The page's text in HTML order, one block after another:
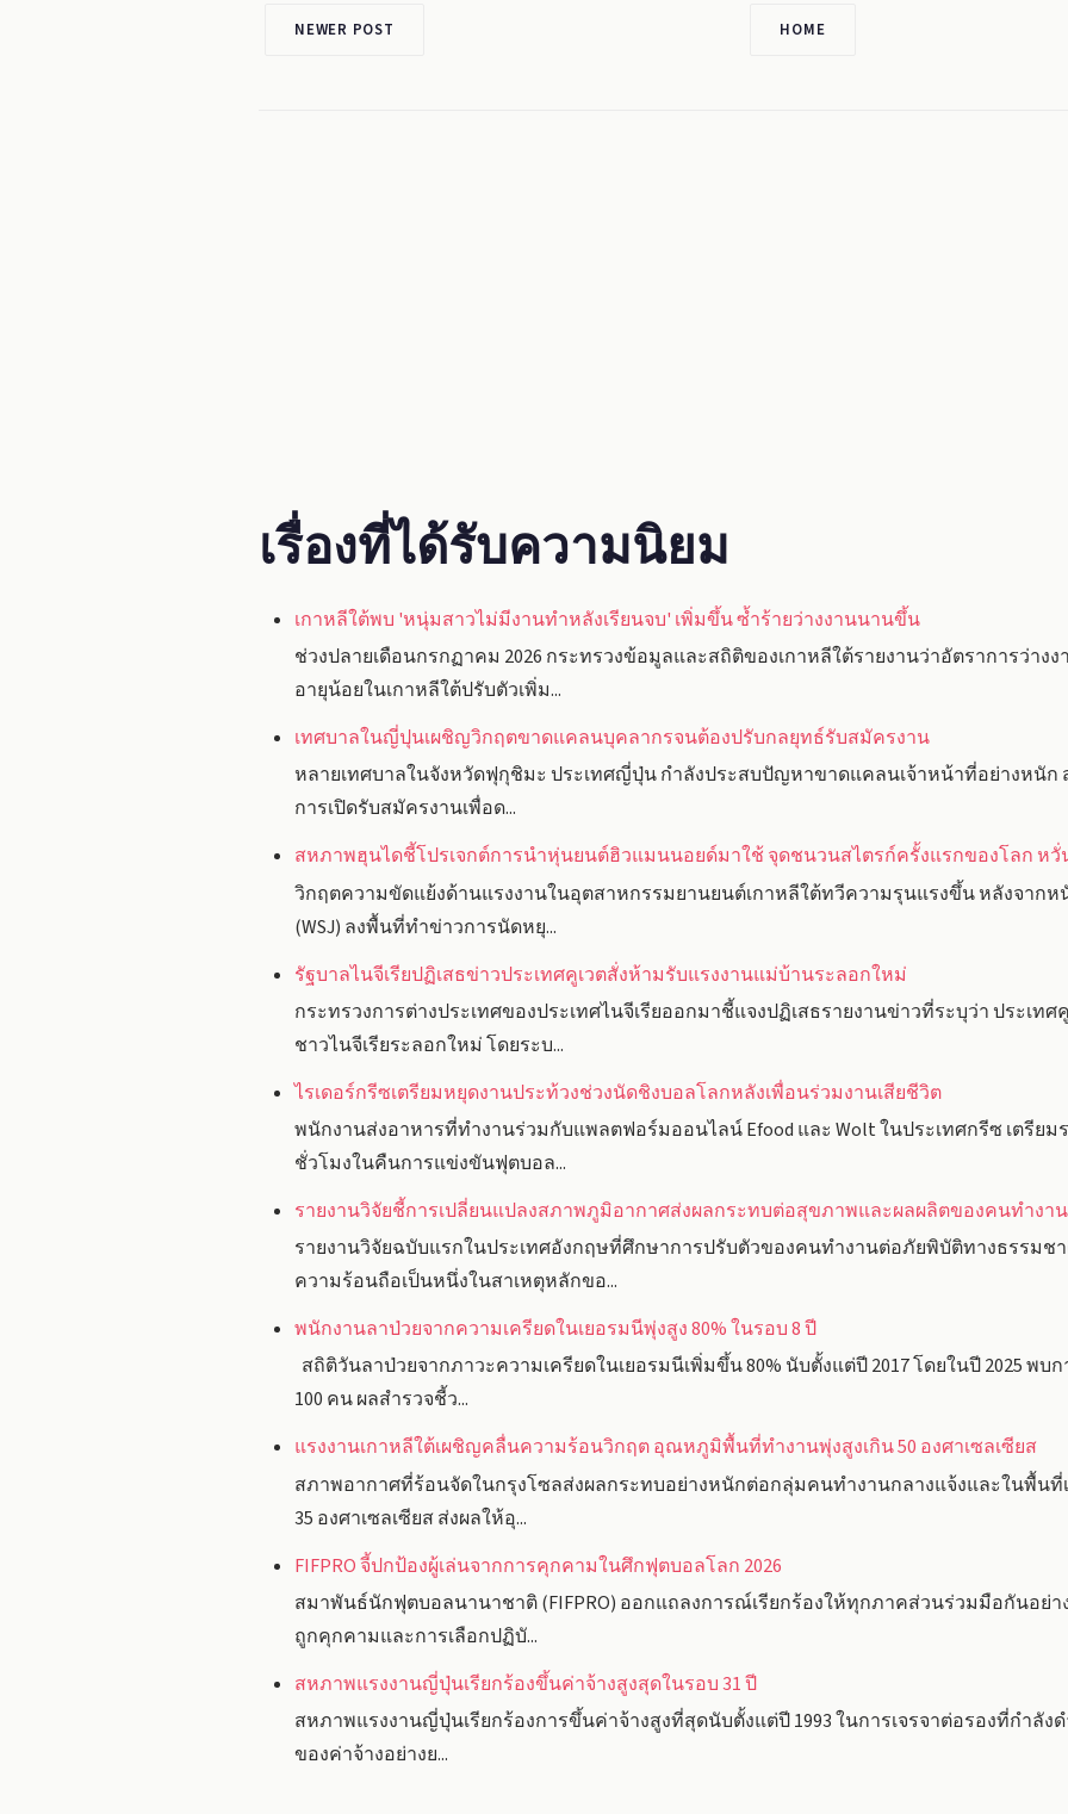
NEWER POST HOME
เรื่องที่ได้รับความนิยม
เกาหลีใต้พบ 'หนุ่มสาวไม่มีงานทำหลังเรียนจบ' เพิ่มขึ้น ซ้ำร้ายว่างงานนานขึ้น
ช่วงปลายเดือนกรกฏาคม 2026 กระทรวงข้อมูลและสถิติของเกาหลีใต้รายงานว่าอัตราการว่าง
อายุน้อยในเกาหลีใต้ปรับตัวเพิ่ม...
เทศบาลในญี่ปุนเผชิญวิกฤตขาดแคลนบุคลากรจนต้องปรับกลยุทธ์รับสมัครงาน
หลายเทศบาลในจังหวัดฟุกุชิมะ ประเทศญี่ปุ่น กำลังประสบปัญหาขาดแคลนเจ้าหน้าที่อย่างหนัก
การเปิดรับสมัครงานเพื่อด...
สหภาพฮุนไดชี้โปรเจกต์การนำหุ่นยนต์ฮิวแมนนอยด์มาใช้ จุดชนวนสไตรก์ครั้งแรกของโลก ห
วิกฤตความขัดแย้งด้านแรงงานในอุตสาหกรรมยานยนต์เกาหลีใต้ทวีความรุนแรงขึ้น หลังจาก
(WSJ) ลงพื้นที่ทำข่าวการนัดหยุ...
รัฐบาลไนจีเรียปฏิเสธข่าวประเทศคูเวตสั่งห้ามรับแรงงานแม่บ้านระลอกใหม่
กระทรวงการต่างประเทศของประเทศไนจีเรียออกมาชี้แจงปฏิเสธรายงานข่าวที่ระบุว่า ประเท
ชาวไนจีเรียระลอกใหม่ โดยระบ...
ไรเดอร์กรีซเตรียมหยุดงานประท้วงช่วงนัดชิงบอลโลกหลังเพื่อนร่วมงานเสียชีวิต
พนักงานส่งอาหารที่ทำงานร่วมกับแพลตฟอร์มออนไลน์ Efood และ Wolt ในประเทศกรีซ เตรียม
ชั่วโมงในคืนการแข่งขันฟุตบอล...
รายงานวิจัยชี้การเปลี่ยนแปลงสภาพภูมิอากาศส่งผลกระทบต่อสุขภาพและผลผลิตของคนทำงา
รายงานวิจัยฉบับแรกในประเทศอังกฤษที่ศึกษาการปรับตัวของคนทำงานต่อภัยพิบัติทางธรรมช
ความร้อนถือเป็นหนึ่งในสาเหตุหลักขอ...
พนักงานลาป่วยจากความเครียดในเยอรมนีพุ่งสูง 80% ในรอบ 8 ปี
สถิติวันลาป่วยจากภาวะความเครียดในเยอรมนีเพิ่มขึ้น 80% นับตั้งแต่ปี 2017 โดยในปี 2025 พบ
100 คน ผลสำรวจชี้ว...
แรงงานเกาหลีใต้เผชิญคลื่นความร้อนวิกฤต อุณหภูมิพื้นที่ทำงานพุ่งสูงเกิน 50 องศาเซลเซียส
สภาพอากาศที่ร้อนจัดในกรุงโซลส่งผลกระทบอย่างหนักต่อกลุ่มคนทำงานกลางแจ้งและในพื้น
35 องศาเซลเซียส ส่งผลให้อุ...
FIFPRO จี้ปกป้องผู้เล่นจากการคุกคามในศึกฟุตบอลโลก 2026
สมาพันธ์นักฟุตบอลนานาชาติ (FIFPRO) ออกแถลงการณ์เรียกร้องให้ทุกภาคส่วนร่วมมือกันอย่า
ถูกคุกคามและการเลือกปฏิบั...
สหภาพแรงงานญี่ปุ่นเรียกร้องขึ้นค่าจ้างสูงสุดในรอบ 31 ปี
สหภาพแรงงานญี่ปุ่นเรียกร้องการขึ้นค่าจ้างสูงที่สุดนับตั้งแต่ปี 1993 ในการเจรจาต่อรองที่กำลั
ของค่าจ้างอย่างย...